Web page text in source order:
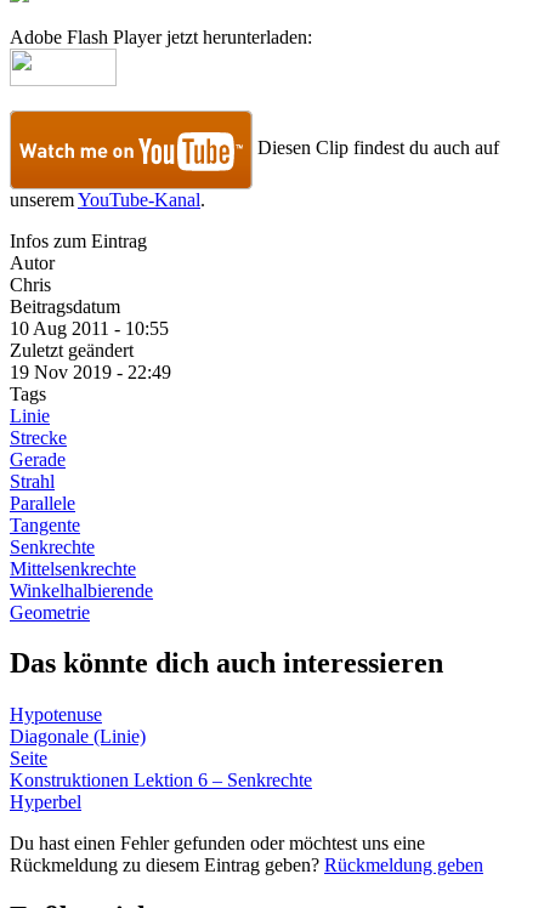
Adobe Flash Player jetzt herunterladen:
Diesen Clip findest du auch auf
unseremYouTube-Kanal.
Infos zum Eintrag
Autor
Chris
Beitragsdatum
10 Aug 2011 - 10:55
Zuletzt geändert
19 Nov 2019 - 22:49
Tags
Linie
Strecke
Gerade
Strahl
Parallele
Tangente
Senkrechte
Mittelsenkrechte
Winkelhalbierende
Geometrie
Das könnte dich auch interessieren
Hypotenuse
Diagonale (Linie)
Seite
Konstruktionen Lektion 6 – Senkrechte
Hyperbel
Du hast einen Fehler gefunden oder möchtest uns eine
Rückmeldung zu diesem Eintrag geben? Rückmeldung geben